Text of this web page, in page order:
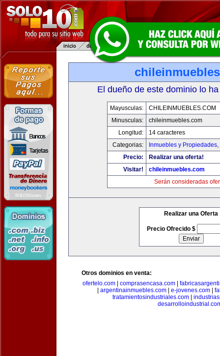
El dueño de este dominio lo
Mayusculas:
CHILEINMUEBLES.COM
Minusculas:
chileinmuebles.com
Longitud:
14 caracteres
Categorias:
Inmuebles y Propiedades,
Precio:
Realizar una oferta!
Visitar!
chileinmuebles.com
Serán consideradas
Realizar una Oferta
Precio Ofrecido $
Otros dominios en venta:
ofertelo.com| comprasencasa.com|
argentinainmuebles.com| e-jovenes.com|
tratamientosindustriales.com